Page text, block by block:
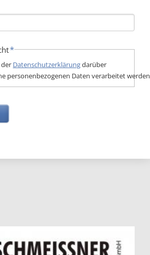
*
Datenschutzerklärungdarüber
personenbezogenen Daten verarbeitet